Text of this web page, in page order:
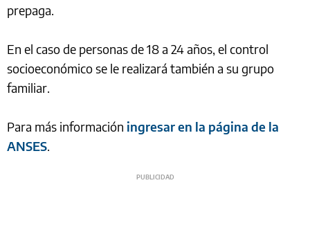
prepaga.
En el caso de personas de 18 a 24 años, el control
socioeconómico se le realizará también a su grupo
familiar.
Para más información ingresar en la página de la
ANSES.